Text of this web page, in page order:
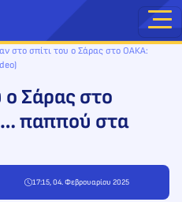
στο σπίτι του ο Σάρας στο ΟΑΚΑ:
ο Σάρας στο
παππού στα
17:15, 04. Φεβρουαρίου 2025